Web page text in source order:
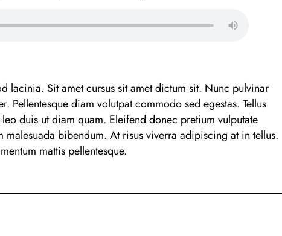
lacinia. Sit amet cursus sit amet dictum sit. Nunc pulvinar
Pellentesque diam volutpat commodo sed egestas. Tellus
duis ut diam quam. Eleifend donec pretium vulputate
malesuada bibendum. At risus viverra adipiscing at in tellus.
mattis pellentesque.